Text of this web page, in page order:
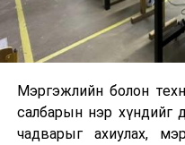
Мэргэжлийн болон
салбарын нэр хүндийг
чадварыг ахиулах,